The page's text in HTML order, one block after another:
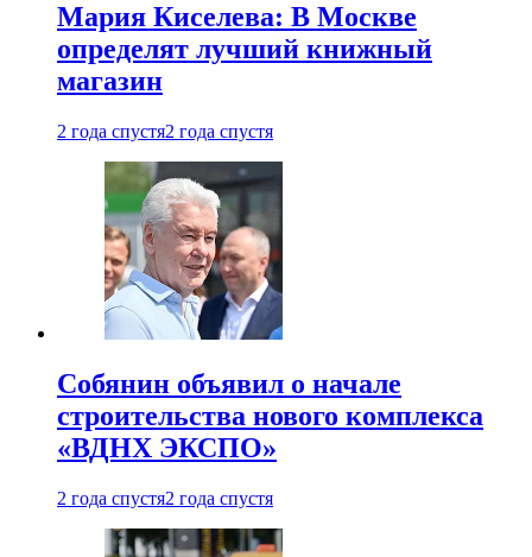
Мария Киселева: В Москве
определят лучший книжный
магазин
2 года спустя2 года спустя
Собянин объявил о начале
строительства нового комплекса
«ВДНХ ЭКСПО»
2 года спустя2 года спустя